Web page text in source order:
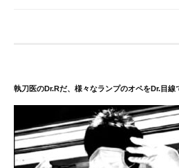
執刀医のDr.Rだ、様々なランプのオペをDr.目線